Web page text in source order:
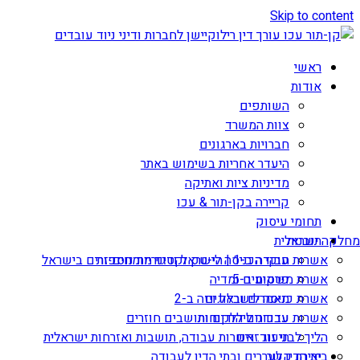
Skip to content
ראשי
אודות
השותפים
צוות המשרד
חברויות בארגונים
היעדר אחריות בשימוש באתר
מדיניות ציות ואתיקה
קריירה בקן-תור & עכו
תחומי עיסוק
מחלקה ישראלית
אשרות עבודה ב-1 | הי-טק וקטגוריות נוספות
אשרת משקיע ב-5
אשרת כניסה לישראל ויזה ב-2
אשרות עבודה ליהודים ותושבים חוזרים
הליך לבני זוג זרים
תובנות
חוקי הכניסה לישראל ודיני מומחים זרים בישראל
פרסומים ומדיה
מאמרים ובלוגים
עדכונים ללקוחות
תיעוד: אשרות עבודה, תושבות ואזרחות ישראלית